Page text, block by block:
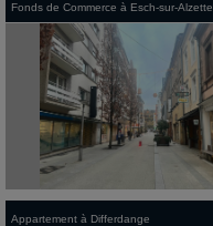
Fonds de Commerce à Esch-sur-Alzette
Appartement à Differdange